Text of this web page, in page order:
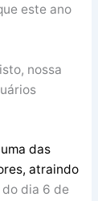
este ano
nossa
das
atraindo
dia 6 de